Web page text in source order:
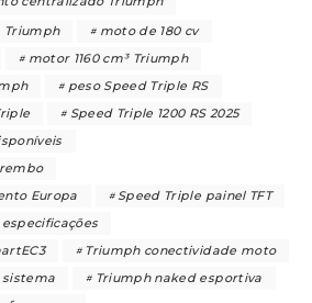
Triumph
moto de 180 cv
motor 1160 cm³ Triumph
peso Speed Triple RS
Speed Triple 1200 RS 2025
Europa
Speed Triple painel TFT
especificações
Triumph conectividade moto
sistema
Triumph naked esportiva